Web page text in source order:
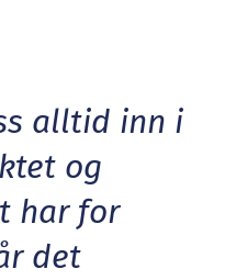
alltid inn i
og
har for
det